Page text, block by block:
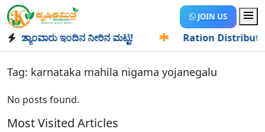
JOIN US
ಇಂದಿನ ನೀರಿನ ಮಟ್ಟ! Ration Distribution-
Tag: karnataka mahila nigama yojanegalu
No posts found.
Most Visited Articles